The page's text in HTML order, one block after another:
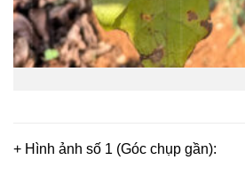
+ Hình ảnh số 1 (Góc chụp gần):